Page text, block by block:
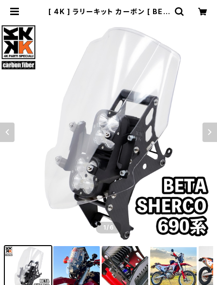
[ 4K ] ラリーキット カーボン [ BET
90系 ] | BIVOUAC所沢｜通販サイ
ト
1 /6